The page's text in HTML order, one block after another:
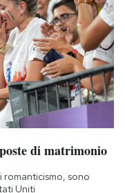
di matrimonio
romanticismo, sono
Uniti